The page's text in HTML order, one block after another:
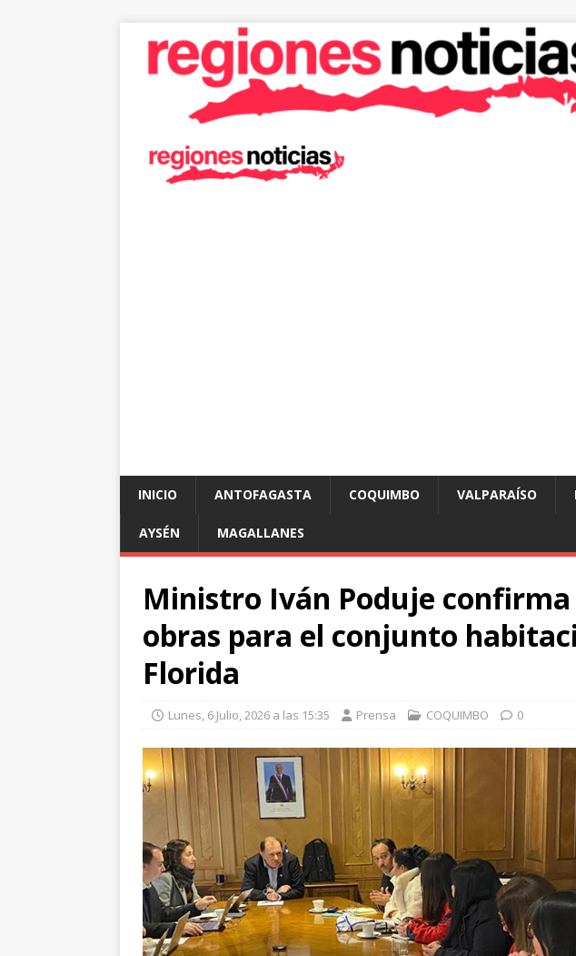
INICIO ANTOFAGASTA COQUIMBO VALPARAÍSO
AYSÉN MAGALLANES
Ministro Iván Poduje
obras para el conjunto
Florida
Lunes, 6 Julio, 2026 a las 15:35 Prensa COQUIMBO 0